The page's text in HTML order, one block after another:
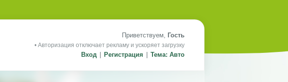
Приветствуем, Гость
• Авторизация отключает рекламу и ускоряет загрузку
Вход Регистрация Тема: Авто